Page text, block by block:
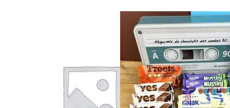
était :
19,90€.
est :
17,90€.